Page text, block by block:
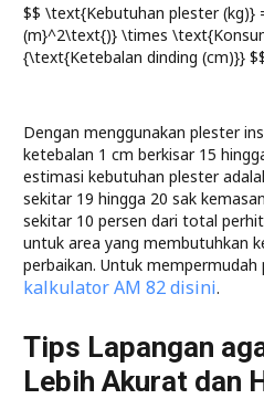
$$ \text{Kebutuhan plester (kg)}
(m}^2\text{)} \times
{\text{Ketebalan dinding (cm)}}
Dengan menggunakan plester
ketebalan 1 cm berkisar 15
estimasi kebutuhan plester
sekitar 19 hingga 20 sak
sekitar 10 persen dari total
untuk area yang membutuhkan
perbaikan. Untuk mempermudah
kalkulator AM 82 disini.
Tips Lapangan
Lebih Akurat dan